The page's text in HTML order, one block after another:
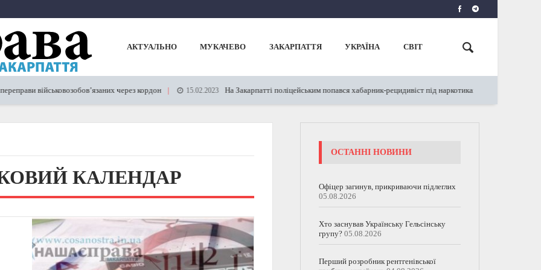
АКТУАЛЬНО МУКАЧЕВО ЗАКАРПАТТЯ УКРАЇНА СВІТ
військовозобов’язаних через кордон 15.02.2023 На Закарпатті поліцейським попався хабарник-рецидивіст під наркотиками (ФОТО)
КАЛЕНДАР
ОСТАННІ НОВИНИ
Офіцер загинув, прикриваючи підлеглих
05.08.2026
Хто заснував Українську Гельсінську
групу? 05.08.2026
Перший розробник рентгенівської